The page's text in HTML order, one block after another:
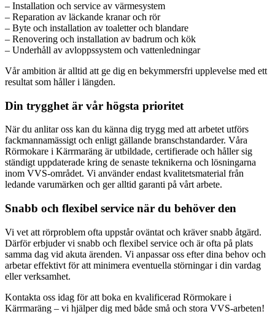
– Installation och service av värmesystem
– Reparation av läckande kranar och rör
– Byte och installation av toaletter och blandare
– Renovering och installation av badrum och kök
– Underhåll av avloppssystem och vattenledningar
Vår ambition är alltid att ge dig en bekymmersfri upplevelse med ett
resultat som håller i längden.
Din trygghet är vår högsta prioritet
När du anlitar oss kan du känna dig trygg med att arbetet utförs
fackmannamässigt och enligt gällande branschstandarder. Våra
Rörmokare i Kärrmaräng är utbildade, certifierade och håller sig
ständigt uppdaterade kring de senaste teknikerna och lösningarna
inom VVS-området. Vi använder endast kvalitetsmaterial från
ledande varumärken och ger alltid garanti på vårt arbete.
Snabb och flexibel service när du behöver den
Vi vet att rörproblem ofta uppstår oväntat och kräver snabb åtgärd.
Därför erbjuder vi snabb och flexibel service och är ofta på plats
samma dag vid akuta ärenden. Vi anpassar oss efter dina behov och
arbetar effektivt för att minimera eventuella störningar i din vardag
eller verksamhet.
Kontakta oss idag för att boka en kvalificerad Rörmokare i
Kärrmaräng – vi hjälper dig med både små och stora VVS-arbeten!